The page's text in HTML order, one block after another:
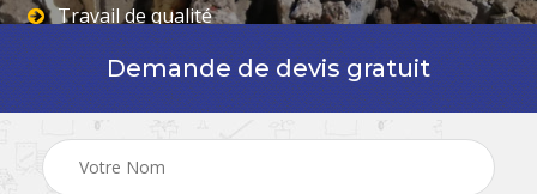
Travail de qualité
Demande de devis gratuit